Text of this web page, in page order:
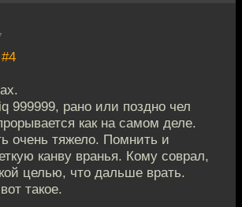
#4
999999, рано или поздно чел
как на самом деле.
очень тяжело. Помнить и
канву вранья. Кому соврал,
целью, что дальше врать.
такое.